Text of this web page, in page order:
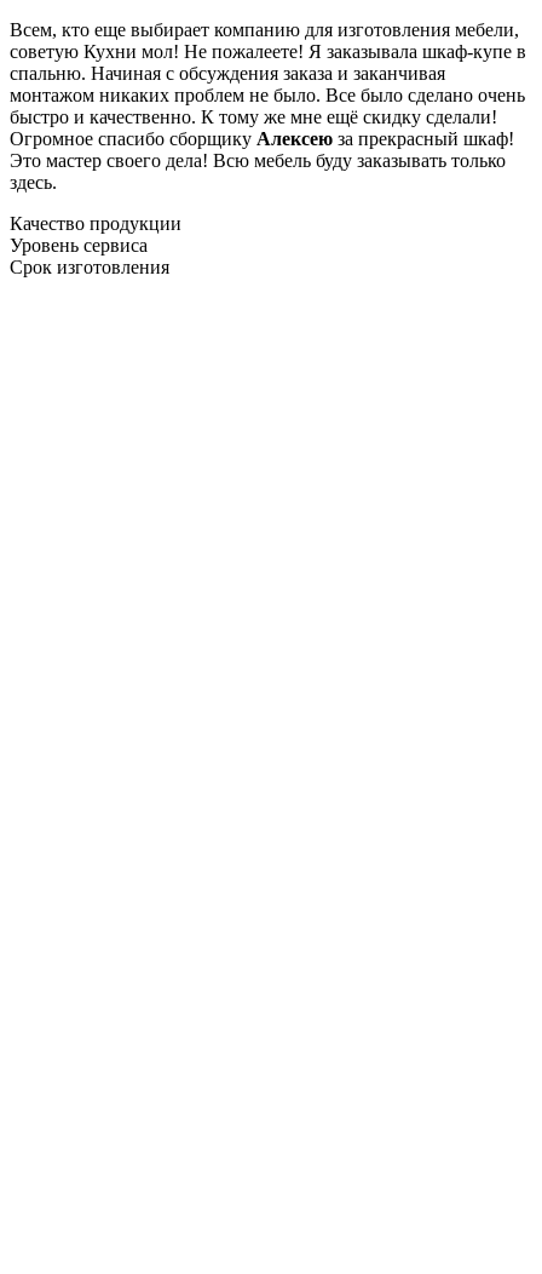
Всем, кто еще выбирает компанию для изготовления мебели,
советую Кухни мол! Не пожалеете! Я заказывала шкаф-купе в
спальню. Начиная с обсуждения заказа и заканчивая
монтажом никаких проблем не было. Все было сделано очень
быстро и качественно. К тому же мне ещё скидку сделали!
Огромное спасибо сборщику Алексею за прекрасный шкаф!
Это мастер своего дела! Всю мебель буду заказывать только
здесь.
Качество продукции
Уровень сервиса
Срок изготовления